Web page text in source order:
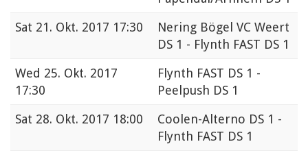
Sat 21. Okt. 2017 17:30
Nering Bögel VC Weert
DS 1 - Flynth FAST DS 1
Wed 25. Okt. 2017
17:30
Flynth FAST DS 1 -
Peelpush DS 1
Sat 28. Okt. 2017 18:00
Coolen-Alterno DS 1 -
Flynth FAST DS 1